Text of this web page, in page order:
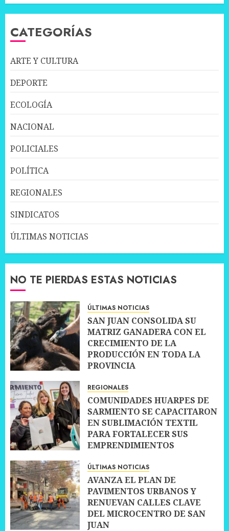
CATEGORÍAS
ARTE Y CULTURA
DEPORTE
ECOLOGÍA
NACIONAL
POLICIALES
POLÍTICA
REGIONALES
SINDICATOS
ÚLTIMAS NOTICIAS
NO TE PIERDAS ESTAS NOTICIAS
ÚLTIMAS NOTICIAS
SAN JUAN CONSOLIDA SU
MATRIZ GANADERA CON EL
CRECIMIENTO DE LA
PRODUCCIÓN EN TODA LA
PROVINCIA
REGIONALES
COMUNIDADES HUARPES DE
SARMIENTO SE CAPACITARON
EN SUBLIMACIÓN TEXTIL
PARA FORTALECER SUS
EMPRENDIMIENTOS
ÚLTIMAS NOTICIAS
AVANZA EL PLAN DE
PAVIMENTOS URBANOS Y
RENUEVAN CALLES CLAVE
DEL MICROCENTRO DE SAN
JUAN